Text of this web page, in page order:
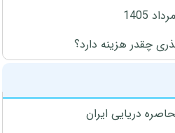
چقدر هزینه دارد؟
دریایی ایران